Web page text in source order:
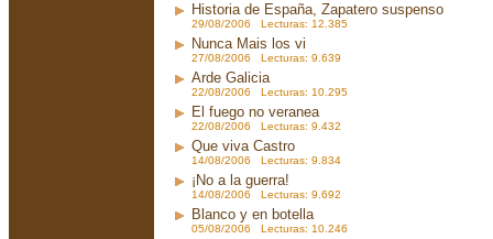
Historia de España, Zapatero suspenso
29/08/2006 Lecturas: 12.385
Nunca Mais los vi
27/08/2006 Lecturas: 9.639
Arde Galicia
22/08/2006 Lecturas: 10.295
El fuego no veranea
22/08/2006 Lecturas: 9.432
Que viva Castro
14/08/2006 Lecturas: 9.834
¡No a la guerra!
14/08/2006 Lecturas: 9.692
Blanco y en botella
05/08/2006 Lecturas: 10.246